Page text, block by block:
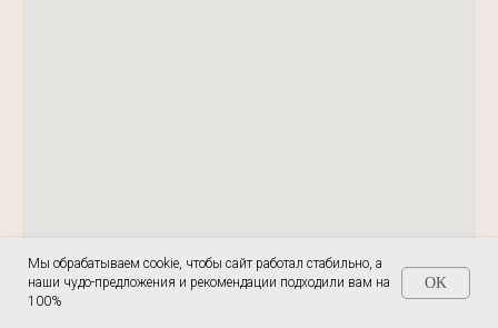
Мы обрабатываем cookie, чтобы сайт работал стабильно, а
наши чудо-предложения и рекомендации подходили вам на
100%
OK